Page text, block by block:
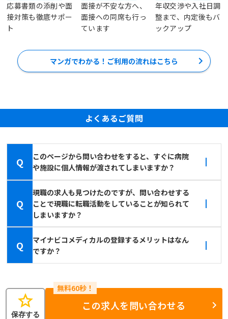
応募書類の添削や面
接対策も徹底サポー
ト
面接が不安な方へ、
面接への同席も行っ
ています
年収交渉や入社日調
整まで、内定後もバ
ックアップ
マンガでわかる！ご利用の流れはこちら
よくあるご質問
Q
このページから問い合わせをすると、すぐに病院
や施設に個人情報が渡されてしまいますか？
Q
現職の求人も見つけたのですが、問い合わせする
ことで現職に転職活動をしていることが知られて
しまいますか？
Q
マイナビコメディカルの登録するメリットはなん
ですか？
star
保存する
この求人を問い合わせる